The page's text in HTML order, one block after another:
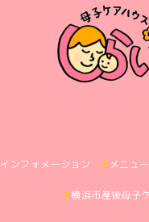
インフォメーション メニュー
横浜市産後母子